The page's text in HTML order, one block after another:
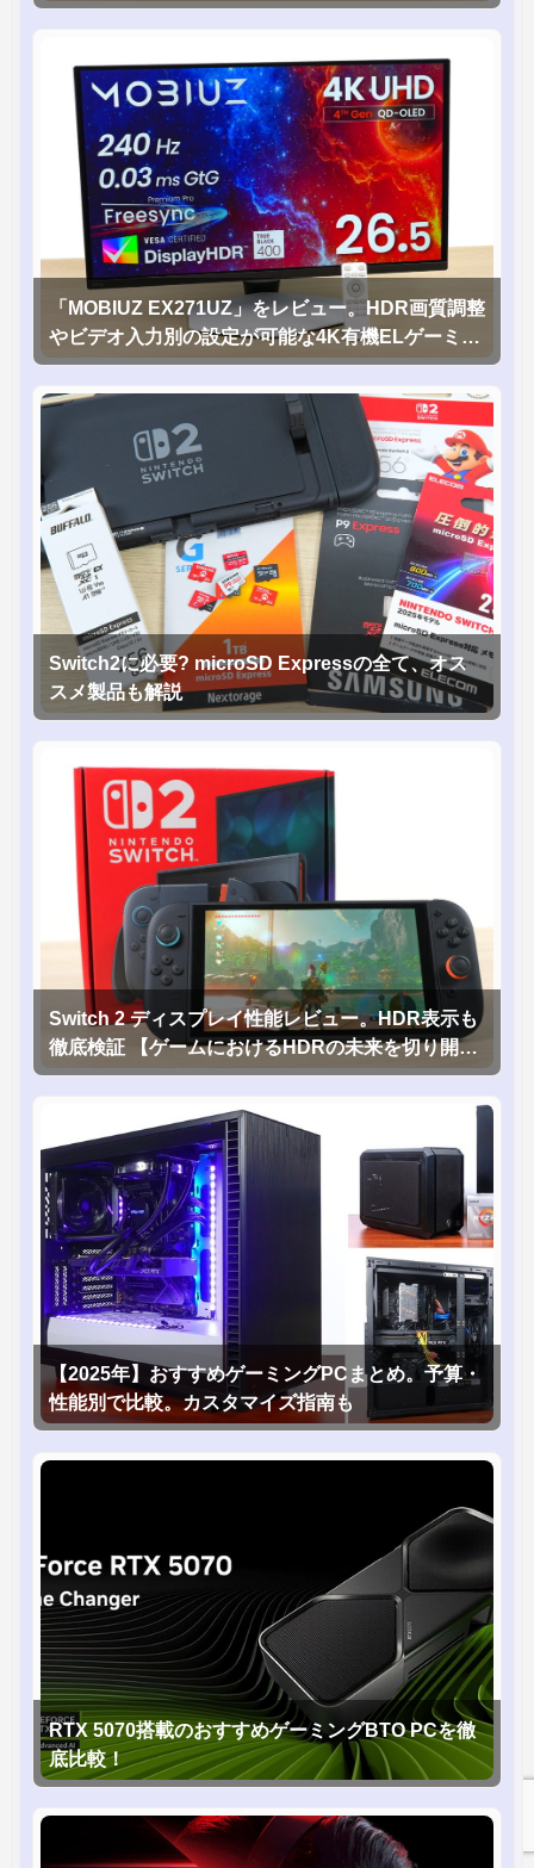
「MOBIUZ EX271UZ」をレビュー。HDR画質調整
やビデオ入力別の設定が可能な4K有機ELゲーミン
グモニタを徹底検証
Switch2に必要? microSD Expressの全て、オス
スメ製品も解説
Switch 2 ディスプレイ性能レビュー。HDR表示も
徹底検証 【ゲームにおけるHDRの未来を切り開く
1台！】
【2025年】おすすめゲーミングPCまとめ。予算・
性能別で比較。カスタマイズ指南も
RTX 5070搭載のおすすめゲーミングBTO PCを徹
底比較！